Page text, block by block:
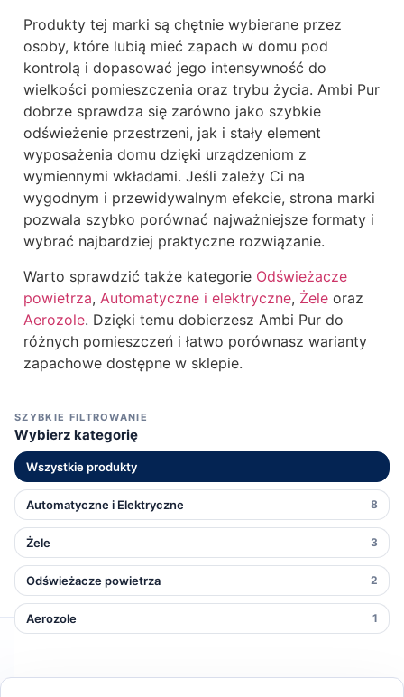
SZYBKIE FILTROWANIE
Wybierz kategorię
Wszystkie produkty
Automatyczne i Elektryczne 8
Żele 3
Odświeżacze powietrza 2
Aerozole 1
Produkty tej marki są chętnie wybierane przez
osoby, które lubią mieć zapach w domu pod
kontrolą i dopasować jego intensywność do
wielkości pomieszczenia oraz trybu życia. Ambi Pur
dobrze sprawdza się zarówno jako szybkie
odświeżenie przestrzeni, jak i stały element
wyposażenia domu dzięki urządzeniom z
wymiennymi wkładami. Jeśli zależy Ci na
wygodnym i przewidywalnym efekcie, strona marki
pozwala szybko porównać najważniejsze formaty i
wybrać najbardziej praktyczne rozwiązanie.
Warto sprawdzić także kategorie Odświeżacze
powietrza, Automatyczne i elektryczne, Żele oraz
Aerozole. Dzięki temu dobierzesz Ambi Pur do
różnych pomieszczeń i łatwo porównasz warianty
zapachowe dostępne w sklepie.